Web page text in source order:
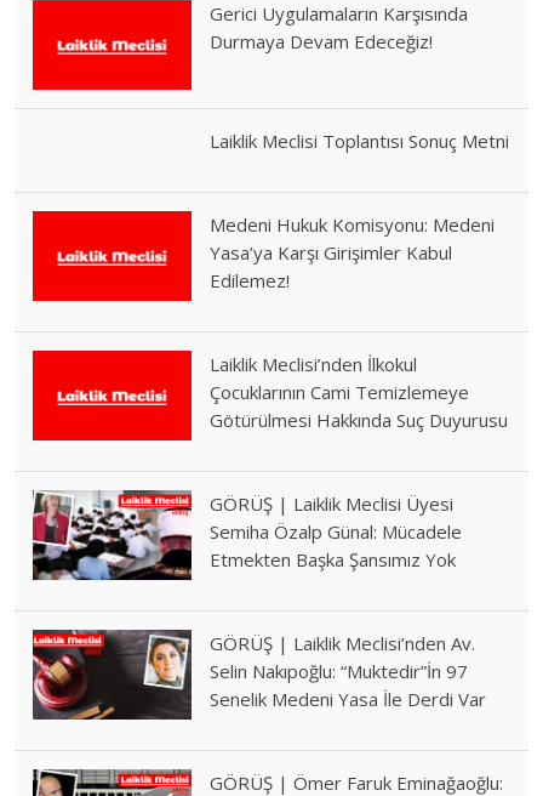
Gerici Uygulamaların Karşısında
Durmaya Devam Edeceğiz!
Laiklik Meclisi Toplantısı Sonuç Metni
Medeni Hukuk Komisyonu: Medeni
Yasa’ya Karşı Girişimler Kabul
Edilemez!
Laiklik Meclisi’nden İlkokul
Çocuklarının Cami Temizlemeye
Götürülmesi Hakkında Suç Duyurusu
GÖRÜŞ | Laiklik Meclisi Üyesi
Semiha Özalp Günal: Mücadele
Etmekten Başka Şansımız Yok
GÖRÜŞ | Laiklik Meclisi’nden Av.
Selin Nakıpoğlu: “Muktedir”İn 97
Senelik Medeni Yasa İle Derdi Var
GÖRÜŞ | Ömer Faruk Eminağaoğlu: